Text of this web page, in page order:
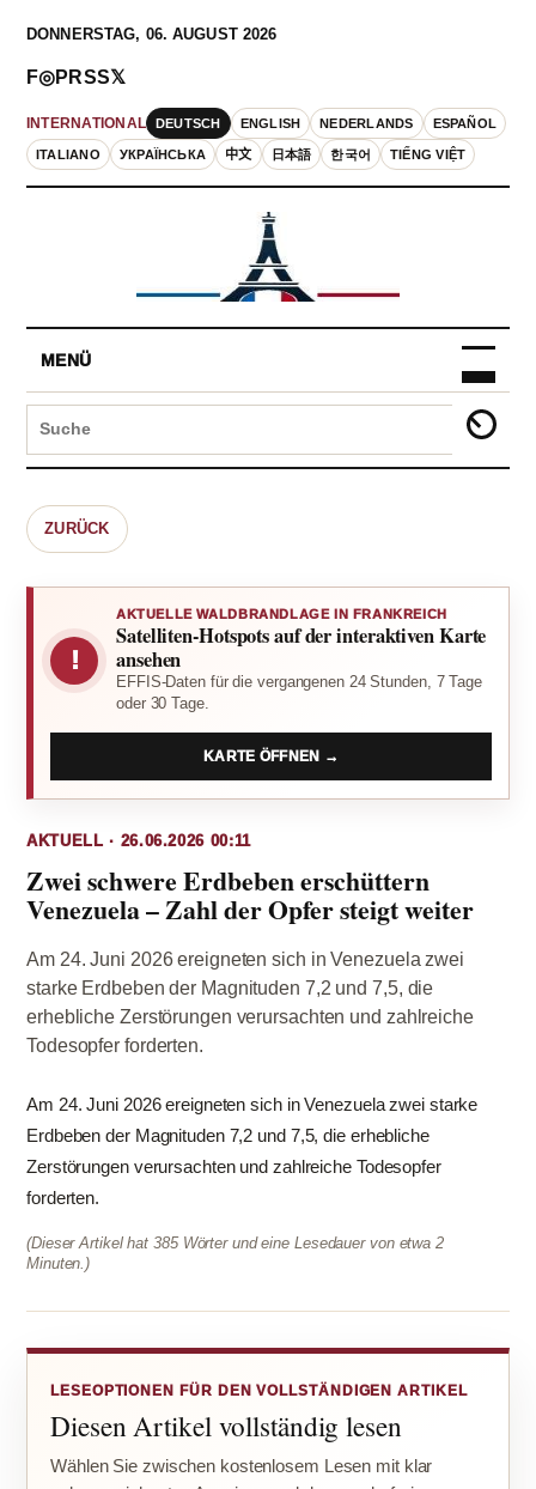
DONNERSTAG, 06. AUGUST 2026
INTERNATIONAL DEUTSCH ENGLISH NEDERLANDS ESPAÑOL
ITALIANO УКРАЇНСЬКА 中文 日本語 한국어 TIẾNG VIỆT
F◎PRSS𝕏
MENÜ
ZURÜCK
!
AKTUELLE WALDBRANDLAGE IN FRANKREICH
Satelliten-Hotspots auf der interaktiven Karte
ansehen
EFFIS-Daten für die vergangenen 24 Stunden, 7 Tage
oder 30 Tage.
KARTE ÖFFNEN →
AKTUELL · 26.06.2026 00:11
Zwei schwere Erdbeben erschüttern
Venezuela – Zahl der Opfer steigt weiter
Am 24. Juni 2026 ereigneten sich in Venezuela zwei
starke Erdbeben der Magnituden 7,2 und 7,5, die
erhebliche Zerstörungen verursachten und zahlreiche
Todesopfer forderten.
Am 24. Juni 2026 ereigneten sich in Venezuela zwei starke
Erdbeben der Magnituden 7,2 und 7,5, die erhebliche
Zerstörungen verursachten und zahlreiche Todesopfer
forderten.
(Dieser Artikel hat 385 Wörter und eine Lesedauer von etwa 2
Minuten.)
LESEOPTIONEN FÜR DEN VOLLSTÄNDIGEN ARTIKEL
Diesen Artikel vollständig lesen
Wählen Sie zwischen kostenlosem Lesen mit klar